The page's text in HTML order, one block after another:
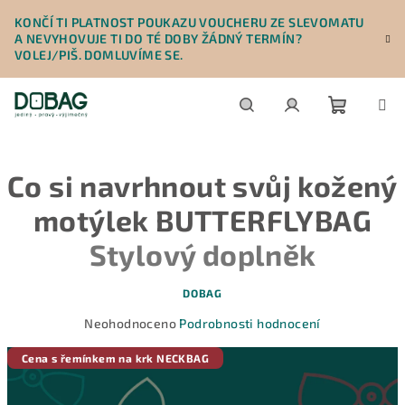
obsah
KONČÍ TI PLATNOST POUKAZU VOUCHERU ZE SLEVOMATU
A NEVYHOVUJE TI DO TÉ DOBY ŽÁDNÝ TERMÍN?
VOLEJ/PIŠ. DOMLUVÍME SE.
košík
Co si navrhnout svůj kožený
motýlek BUTTERFLYBAG
Stylový doplněk
DOBAG
Průměrné
produktu
Neohodnoceno Podrobnosti hodnocení
Cena s řemínkem na krk NECKBAG